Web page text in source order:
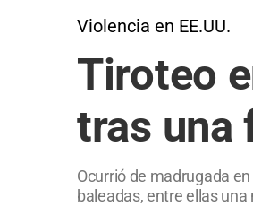
Violencia en EE.UU.
Tiroteo
tras una
Ocurrió de madrugada
baleadas, entre ellas